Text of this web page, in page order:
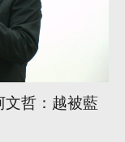
哲：越被藍